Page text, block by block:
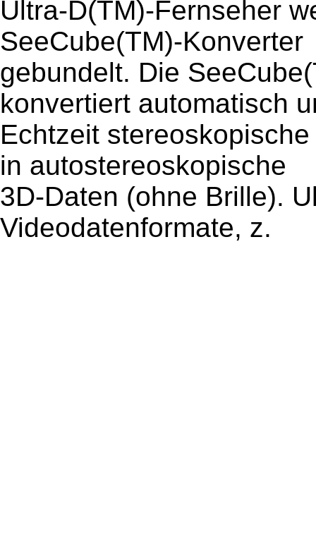
Ultra-D(TM)-Fernseher
SeeCube(TM)-Konverter
gebundelt. Die
konvertiert automatisch
Echtzeit
in autostereoskopische
3D-Daten (ohne Brille).
Videodatenformate, z.